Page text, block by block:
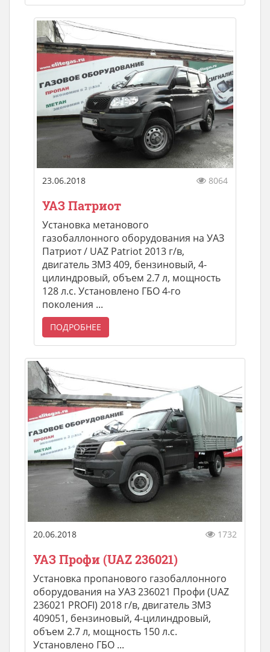
23.06.2018 8064
УАЗ Патриот
Установка метанового
газобаллонного оборудования на УАЗ
Патриот / UAZ Patriot 2013 г/в,
двигатель ЗМЗ 409, бензиновый, 4-
цилиндровый, объем 2.7 л, мощность
128 л.с. Установлено ГБО 4-го
поколения ...
ПОДРОБНЕЕ
20.06.2018 1732
УАЗ Профи (UAZ 236021)
Установка пропанового газобаллонного
оборудования на УАЗ 236021 Профи (UAZ
236021 PROFI) 2018 г/в, двигатель ЗМЗ
409051, бензиновый, 4-цилиндровый,
объем 2.7 л, мощность 150 л.с.
Установлено ГБО ...